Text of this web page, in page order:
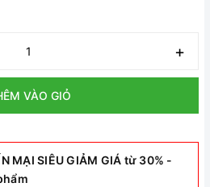
+
VÀO GIỎ
MẠI SIÊU GIẢM GIÁ từ 30% -